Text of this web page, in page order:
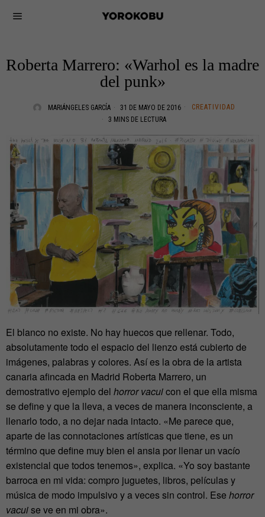
Roberta Marrero: «Warhol es la madre
del punk»
MARIÁNGELES GARCÍA 31 DE MAYO DE 2016
CREATIVIDAD
3 MINS DE LECTURA
El blanco no existe. No hay huecos que rellenar. Todo,
absolutamente todo el espacio del lienzo está cubierto de
imágenes, palabras y colores. Así es la obra de la artista
canaria afincada en Madrid Roberta Marrero, un
demostrativo ejemplo del horror vacuicon el que ella misma
se define y que la lleva, a veces de manera inconsciente, a
llenarlo todo, a no dejar nada intacto. «Me parece que,
aparte de las connotaciones artísticas que tiene, es un
término que define muy bien el ansia por llenar un vacío
existencial que todos tenemos», explica. «Yo soy bastante
barroca en mi vida: compro juguetes, libros, películas y
música de modo impulsivo y a veces sin control. Ese horror
vacuise ve en mi obra».